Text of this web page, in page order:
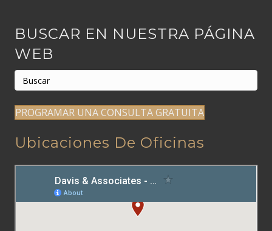
BUSCAR EN NUESTRA PÁGINA
WEB
PROGRAMAR UNA CONSULTA GRATUITA
Ubicaciones De Oficinas